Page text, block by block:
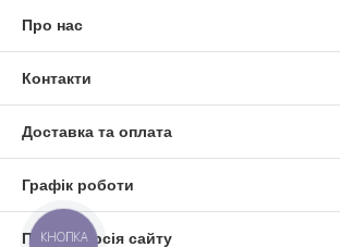
Про нас
Контакти
Доставка та оплата
Графік роботи
Повна версія сайту
КНОПКА